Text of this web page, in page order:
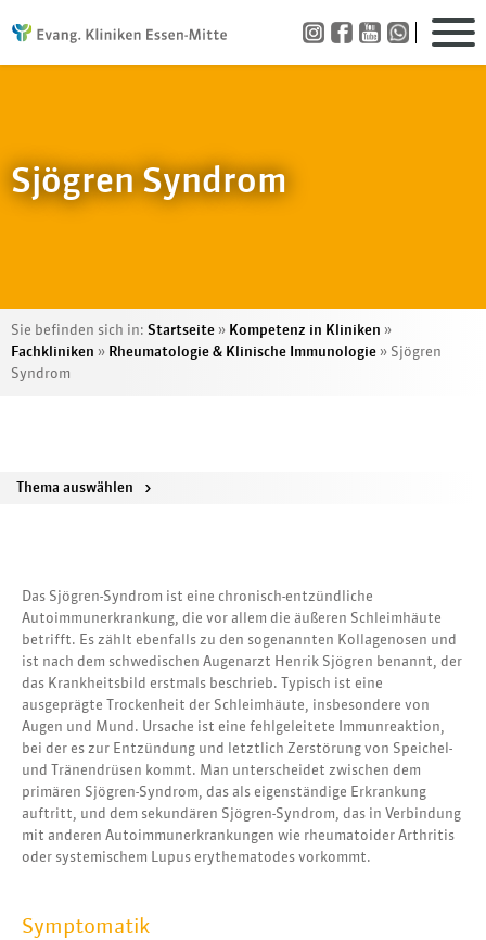
Sjögren Syndrom
Sie befinden sich in: Startseite » Kompetenz in Kliniken »
Fachkliniken » Rheumatologie & Klinische Immunologie » Sjögren
Syndrom
Thema auswählen >
Das Sjögren-Syndrom ist eine chronisch-entzündliche
Autoimmunerkrankung, die vor allem die äußeren Schleimhäute
betrifft. Es zählt ebenfalls zu den sogenannten Kollagenosen und
ist nach dem schwedischen Augenarzt Henrik Sjögren benannt, der
das Krankheitsbild erstmals beschrieb. Typisch ist eine
ausgeprägte Trockenheit der Schleimhäute, insbesondere von
Augen und Mund. Ursache ist eine fehlgeleitete Immunreaktion,
bei der es zur Entzündung und letztlich Zerstörung von Speichel-
und Tränendrüsen kommt. Man unterscheidet zwischen dem
primären Sjögren-Syndrom, das als eigenständige Erkrankung
auftritt, und dem sekundären Sjögren-Syndrom, das in Verbindung
mit anderen Autoimmunerkrankungen wie rheumatoider Arthritis
oder systemischem Lupus erythematodes vorkommt.
Symptomatik